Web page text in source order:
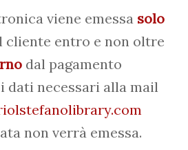
viene emessasolo
cliente entro e non oltre
dal pagamento
dati necessari alla mail
non verrà emessa.